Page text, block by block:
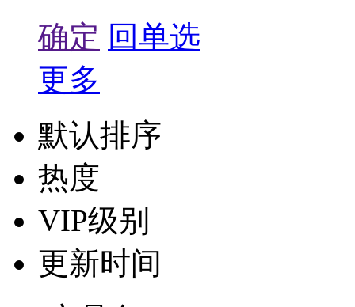
确定 回单选
更多
默认排序
热度
VIP级别
更新时间